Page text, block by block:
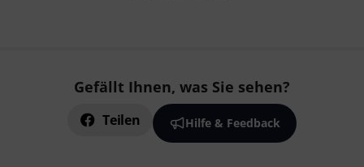
Gefällt Ihnen, was Sie sehen?
Teilen Hilfe & Feedback